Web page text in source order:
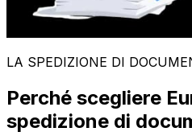
LA SPEDIZIONE DI
Perché scegliere
spedizione di